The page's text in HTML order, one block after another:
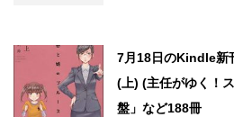
7月18日のKindle新
(上) (主任がゆく！
盤」など188冊